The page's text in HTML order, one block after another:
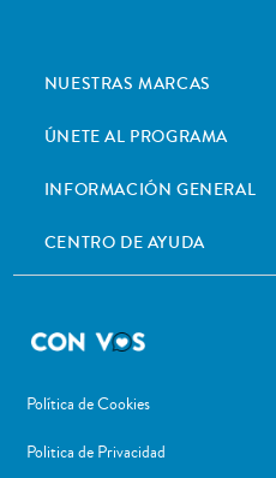
NUESTRAS MARCAS
ÚNETE AL PROGRAMA
INFORMACIÓN GENERAL
CENTRO DE AYUDA
Política de Cookies
Politica de Privacidad